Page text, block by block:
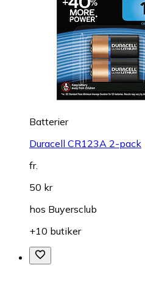
Batterier
Duracell CR123A 2-pack
fr.
50 kr
hos Buyersclub
+10 butiker